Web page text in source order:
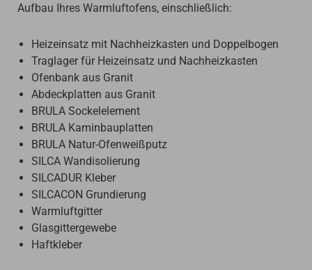
Aufbau Ihres Warmluftofens, einschließlich:
Heizeinsatz mit Nachheizkasten und Doppelbogen
Traglager für Heizeinsatz und Nachheizkasten
Ofenbank aus Granit
Abdeckplatten aus Granit
BRULA Sockelelement
BRULA Kaminbauplatten
BRULA Natur-Ofenweißputz
SILCA Wandisolierung
SILCADUR Kleber
SILCACON Grundierung
Warmluftgitter
Glasgittergewebe
Haftkleber